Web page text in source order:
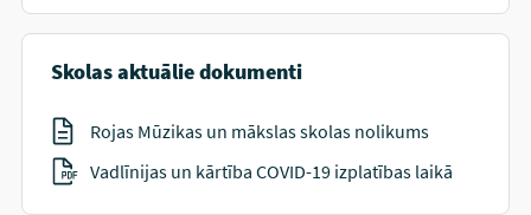
Skolas aktuālie dokumenti
Rojas Mūzikas un mākslas skolas nolikums
Vadlīnijas un kārtība COVID-19 izplatības laikā